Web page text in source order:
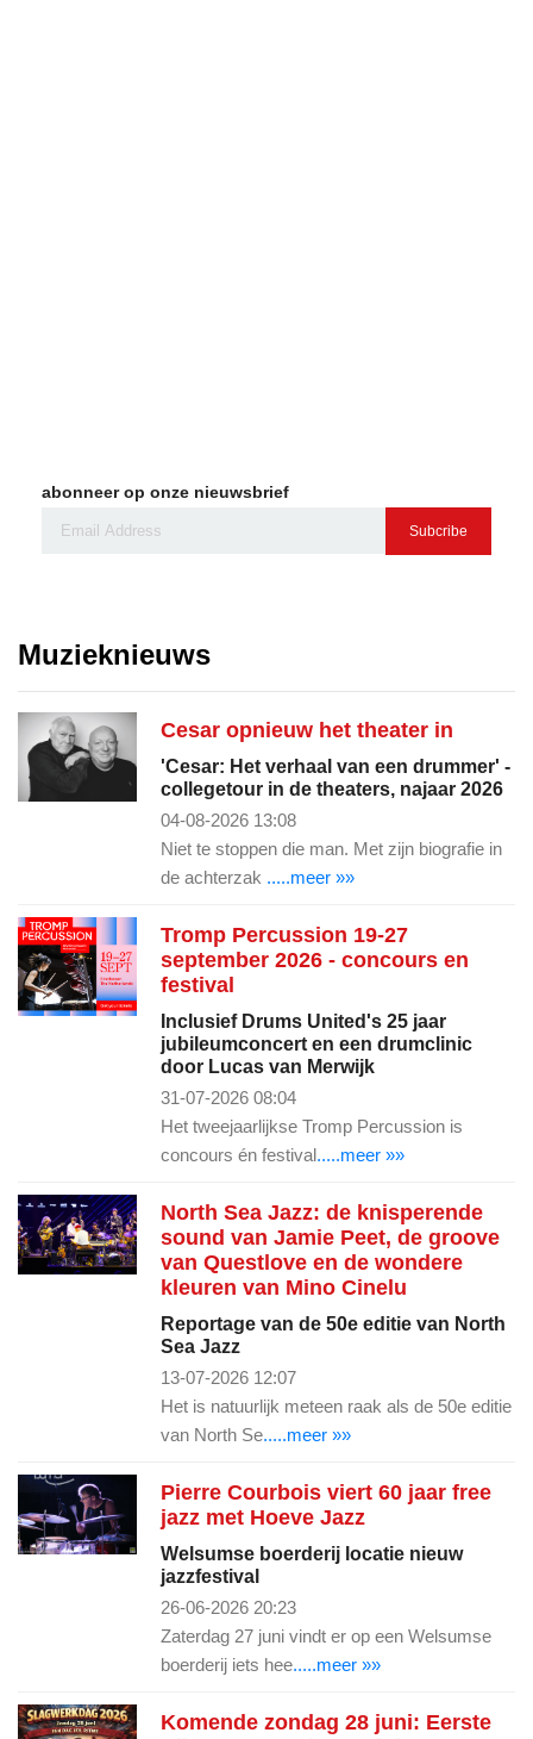
abonneer op onze nieuwsbrief
Subcribe
Muzieknieuws
Cesar opnieuw het theater in
'Cesar: Het verhaal van een drummer' -
collegetour in de theaters, najaar 2026
04-08-2026 13:08
Niet te stoppen die man. Met zijn biografie in
de achterzak .....meer »»
Tromp Percussion 19-27
september 2026 - concours en
festival
Inclusief Drums United's 25 jaar
jubileumconcert en een drumclinic
door Lucas van Merwijk
31-07-2026 08:04
Het tweejaarlijkse Tromp Percussion is
concours én festival.....meer »»
North Sea Jazz: de knisperende
sound van Jamie Peet, de groove
van Questlove en de wondere
kleuren van Mino Cinelu
Reportage van de 50e editie van North
Sea Jazz
13-07-2026 12:07
Het is natuurlijk meteen raak als de 50e editie
van North Se.....meer »»
Pierre Courbois viert 60 jaar free
jazz met Hoeve Jazz
Welsumse boerderij locatie nieuw
jazzfestival
26-06-2026 20:23
Zaterdag 27 juni vindt er op een Welsumse
boerderij iets hee.....meer »»
Komende zondag 28 juni: Eerste